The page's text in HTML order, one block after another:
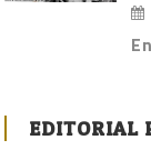
EDITORIAL